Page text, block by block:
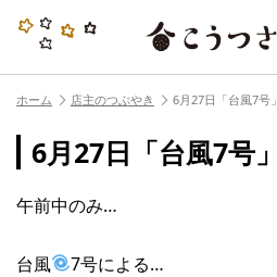
ホーム 店主のつぶやき 6月27日「台風7号」
6月27日「台風7号」
午前中のみ…
台風 7号による…